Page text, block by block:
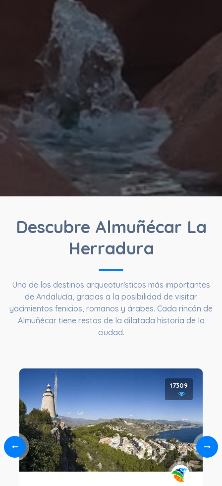
Descubre Almuñécar La
Herradura
Uno de los destinos arqueoturísticos más importantes
de Andalucía, gracias a la posibilidad de visitar
yacimientos fenicios, romanos y árabes. Cada rincón de
Almuñécar tiene restos de la dilatada historia de la
ciudad.
17309